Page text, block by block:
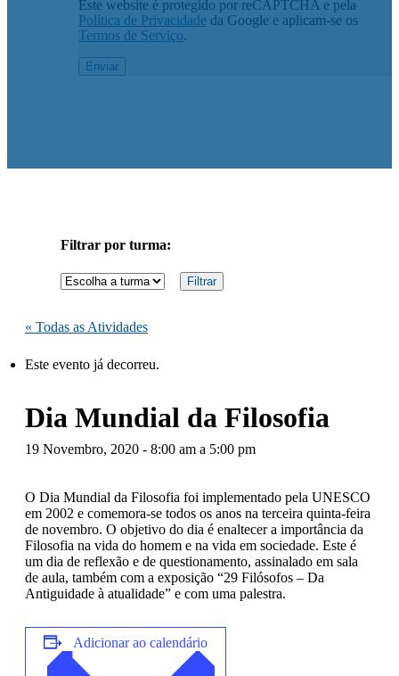
Este website é protegido por reCAPTCHA e pela
Política de Privacidade da Google e aplicam-se os
Termos de Serviço.
Filtrar por turma:
« Todas as Atividades
Este evento já decorreu.
Dia Mundial da Filosofia
19 Novembro, 2020 - 8:00 am a 5:00 pm
O Dia Mundial da Filosofia foi implementado pela UNESCO
em 2002 e comemora-se todos os anos na terceira quinta-feira
de novembro. O objetivo do dia é enaltecer a importância da
Filosofia na vida do homem e na vida em sociedade. Este é
um dia de reflexão e de questionamento, assinalado em sala
de aula, também com a exposição “29 Filósofos – Da
Antiguidade à atualidade” e com uma palestra.
Adicionar ao calendário